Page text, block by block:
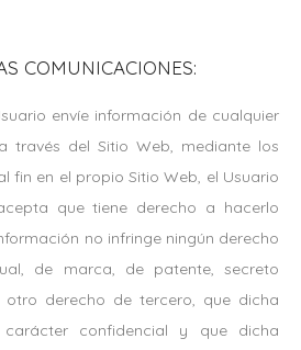
COMUNICACIONES:
envíe información de cualquier
través del Sitio Web, mediante los
fin en el propio Sitio Web, el Usuario
que tiene derecho a hacerlo
no infringe ningún derecho
de marca, de patente, secreto
otro derecho de tercero, que dicha
confidencial y que dicha